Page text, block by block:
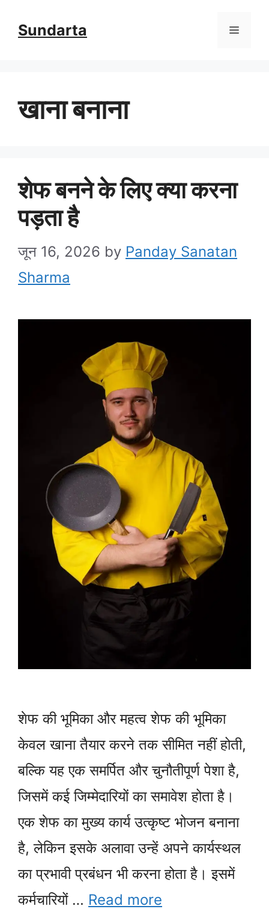
Sundarta Menu
खाना बनाना
शेफ बनने के लिए क्या करना
पड़ता है
जून 16, 2026 by Panday Sanatan
Sharma
शेफ की भूमिका और महत्व शेफ की भूमिका
केवल खाना तैयार करने तक सीमित नहीं होती,
बल्कि यह एक समर्पित और चुनौतीपूर्ण पेशा है,
जिसमें कई जिम्मेदारियों का समावेश होता है।
एक शेफ का मुख्य कार्य उत्कृष्ट भोजन बनाना
है, लेकिन इसके अलावा उन्हें अपने कार्यस्थल
का प्रभावी प्रबंधन भी करना होता है। इसमें
कर्मचारियों … Read more